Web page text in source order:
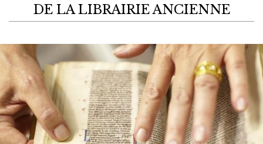
DE LA LIBRAIRIE ANCIENNE